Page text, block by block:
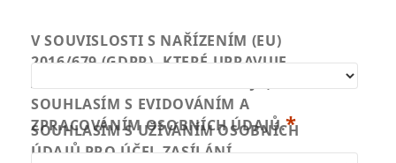
V SOUVISLOSTI S NAŘÍZENÍM (EU)
2016/679 (GDPR), KTERÉ UPRAVUJE
ZPRACOVÁNÍ OSOBNÍCH ÚDAJŮ,
SOUHLASÍM S EVIDOVÁNÍM A
ZPRACOVÁNÍM OSOBNÍCH ÚDAJŮ.*
SOUHLASÍM S UŽÍVÁNÍM OSOBNÍCH
ÚDAJŮ PRO ÚČEL ZASÍLÁNÍ